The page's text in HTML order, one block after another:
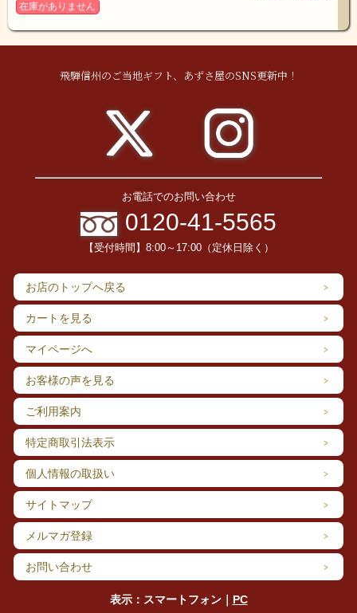
「日本で最も美しい村」にも選ばれた日本人の心の
い空、一面に広がる蕎麦畑。
夏の開花シーズンには、小ぶりで可愛らしい白いお
花が一斉に咲き、お花畑に変わります。
ったりした時間が流れています。
蕎麦職人も惚れ込んだ開田高原の土・水・そして
人。
開田高原のお蕎麦屋さん「霧しな」から、最高のお
蕎麦をお届けいたします。
在庫がありません
飛騨信州のご当地ギフト、あずさ屋のSNS更新中！
お電話でのお問い合わせ
0120-41-5565
【受付時間】8:00～17:00（定休日除く）
お店のトップへ戻る
カートを見る
マイページへ
お客様の声を見る
ご利用案内
特定商取引法表示
個人情報の取扱い
サイトマップ
メルマガ登録
お問い合わせ
表示：スマートフォン｜ PC